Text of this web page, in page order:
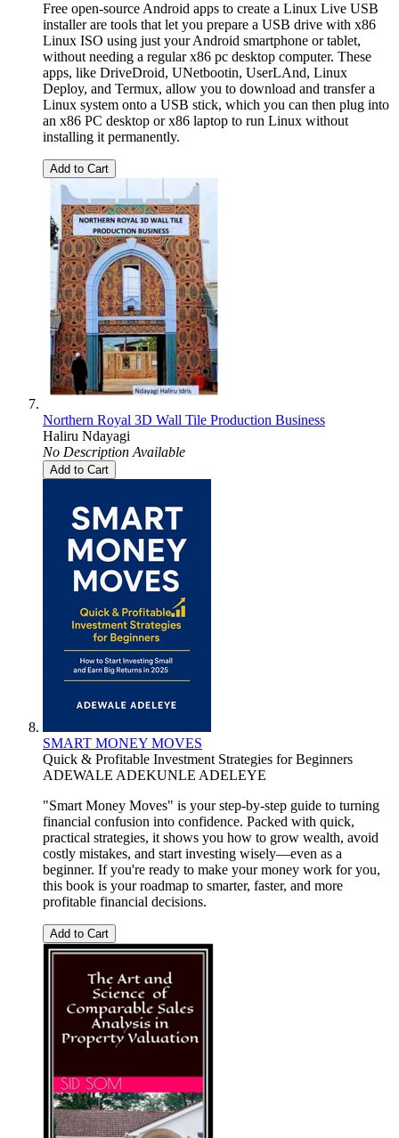
Free open-source Android apps to create a Linux Live USB
installer are tools that let you prepare a USB drive with x86
Linux ISO using just your Android smartphone or tablet,
without needing a regular x86 pc desktop computer. These
apps, like DriveDroid, UNetbootin, UserLAnd, Linux
Deploy, and Termux, allow you to download and transfer a
Linux system onto a USB stick, which you can then plug into
an x86 PC desktop or x86 laptop to run Linux without
installing it permanently.
Add to Cart
Northern Royal 3D Wall Tile Production Business
Haliru Ndayagi
No Description Available
Add to Cart
SMART MONEY MOVES
Quick & Profitable Investment Strategies for Beginners
ADEWALE ADEKUNLE ADELEYE
"Smart Money Moves" is your step-by-step guide to turning
financial confusion into confidence. Packed with quick,
practical strategies, it shows you how to grow wealth, avoid
costly mistakes, and start investing wisely—even as a
beginner. If you're ready to make your money work for you,
this book is your roadmap to smarter, faster, and more
profitable financial decisions.
Add to Cart